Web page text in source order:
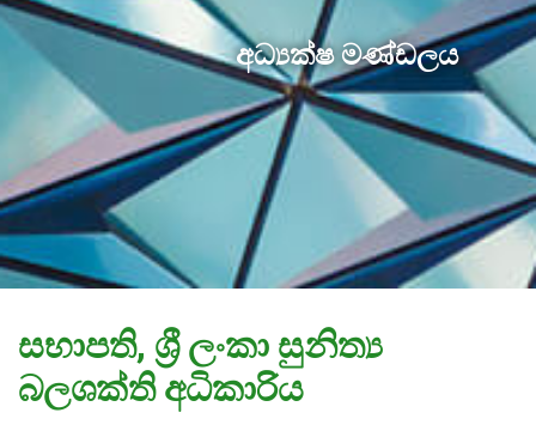
අධ්‍යක්ෂ මණ්ඩලය
සභාපති, ශ්‍රී ලංකා සුනිත්‍ය
බලශක්ති අධිකාරිය